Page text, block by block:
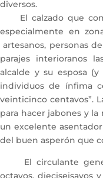
diversos.
El calzado que con
especialmente en
artesanos, personas
parajes interioranos
alcalde y su esposa
individuos de ínfima
veinticinco centavos”.
para hacer jabones y la
un excelente
del buen asperón que
El circulante
octavos, dieciseisavos